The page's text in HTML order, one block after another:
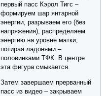
первый пасс Кэрол Тигс –
формируем шар янтарной
энергии, разрываем его (без
напряжения), распределяем
энергию на уровне матки,
потирая ладонями –
половинками ТФК. В центре
эта фигура смыкается.
Затем завершаем прерванный
пасс из видео – закрываем